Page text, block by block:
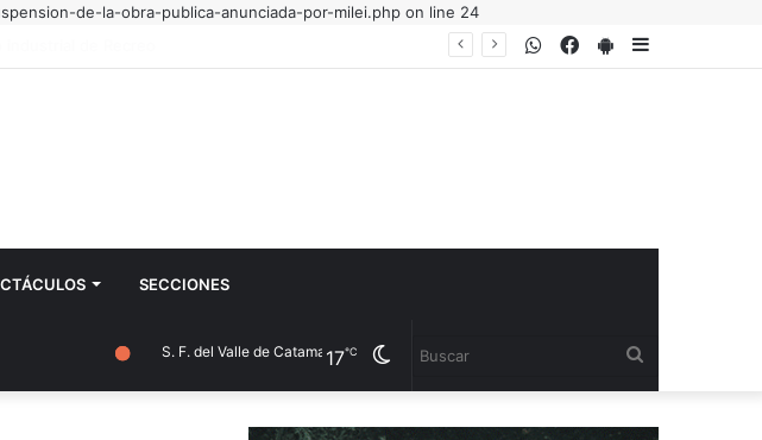
de-la-obra-publica-anunciada-por-milei.php on line 24
PlayStore
Facebook
WhatsApp
SECCIONES
Cambiar
modo
S. F. del Valle de Catamarca 17℃